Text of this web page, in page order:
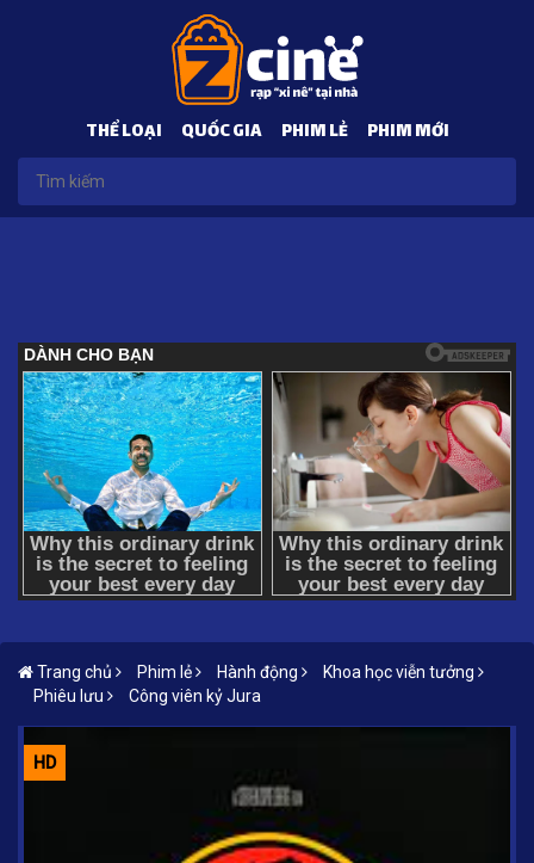
THỂ LOẠI QUỐC GIA PHIM LẺ PHIM MỚI
Trang chủ Phim lẻ Hành động
Khoa học viễn tưởng
Phiêu lưu
Công viên kỷ Jura
HD